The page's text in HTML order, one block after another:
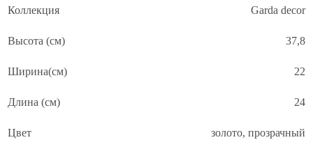
Коллекция Garda decor
Высота (см) 37,8
Ширина(см) 22
Длина (см) 24
Цвет золото, прозрачный